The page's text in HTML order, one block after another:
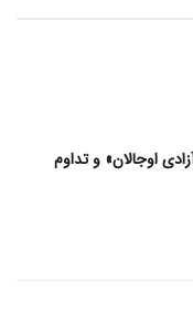
اوجالان» و تداوم